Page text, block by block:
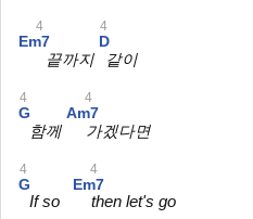
Em7
4
끝까지
D
4
같이
G
4
함께
Am7
4
가겠다면
G
4
If so
Em7
4
then let's go